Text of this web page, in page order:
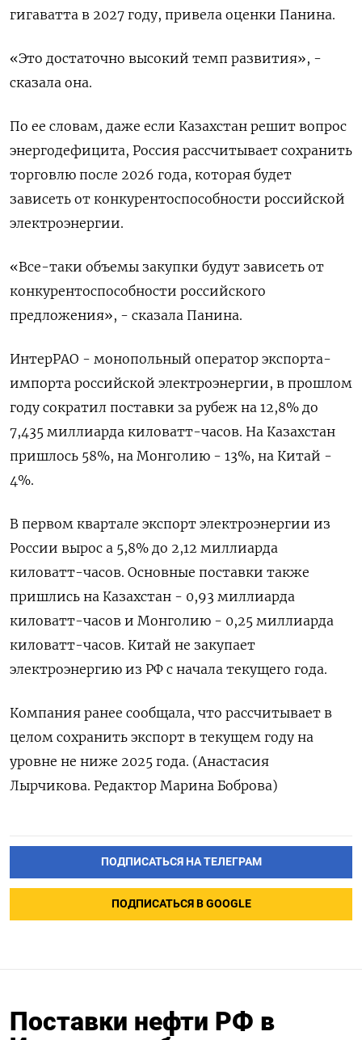
гигаватта в 2027 году, привела оценки Панина.
«Это достаточно высокий темп развития», -
сказала ​она.
По ее словам, ​даже если Казахстан ‌решит вопрос
энергодефицита, Россия рассчитывает сохранить
торговлю после 2026 года, которая ​будет
зависеть от конкурентоспособности российской
электроэнергии.
«Все-таки объемы закупки будут зависеть от
конкурентоспособности российского
предложения», - сказала Панина.
ИнтерРАО - монопольный оператор экспорта-
импорта российской электроэнергии, в прошлом
году сократил поставки за рубеж на 12,8% до
7,435 миллиарда киловатт-часов. На Казахстан
пришлось 58%, на Монголию - 13%, на Китай -
4%.
В первом квартале экспорт электроэнергии ​из
России вырос а 5,8% ⁠до 2,12 миллиарда
киловатт-часов. Основные поставки также
пришлись на Казахстан - 0,93 миллиарда
киловатт-часов и ‌Монголию - 0,25 миллиарда
киловатт-часов. Китай не закупает
электроэнергию из РФ ‌с начала текущего года.
Компания ранее сообщала, что рассчитывает в
целом ​сохранить экспорт в текущем году на
уровне не ниже ‌2025 года. (Анастасия
Лырчикова. Редактор Марина Боброва)
ПОДПИСАТЬСЯ НА ТЕЛЕГРАМ
ПОДПИСАТЬСЯ В GOOGLE
Поставки нефти РФ в